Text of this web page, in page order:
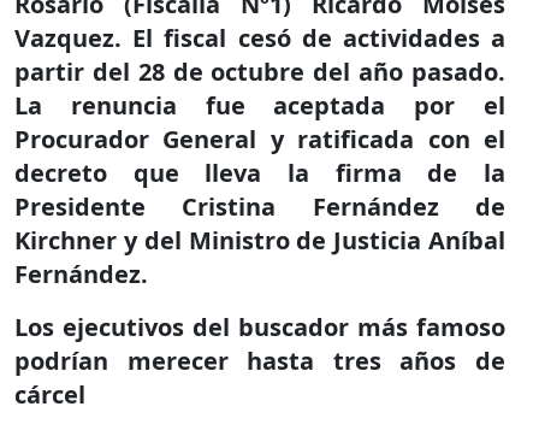
Vazquez. El fiscal cesó de actividades a
partir del 28 de octubre del año pasado.
La renuncia fue aceptada por el
Procurador General y ratificada con el
decreto que lleva la firma de la
Presidente Cristina Fernández de
Kirchner y del Ministro de Justicia Aníbal
Fernández.
Los ejecutivos del buscador más famoso
podrían merecer hasta tres años de
cárcel